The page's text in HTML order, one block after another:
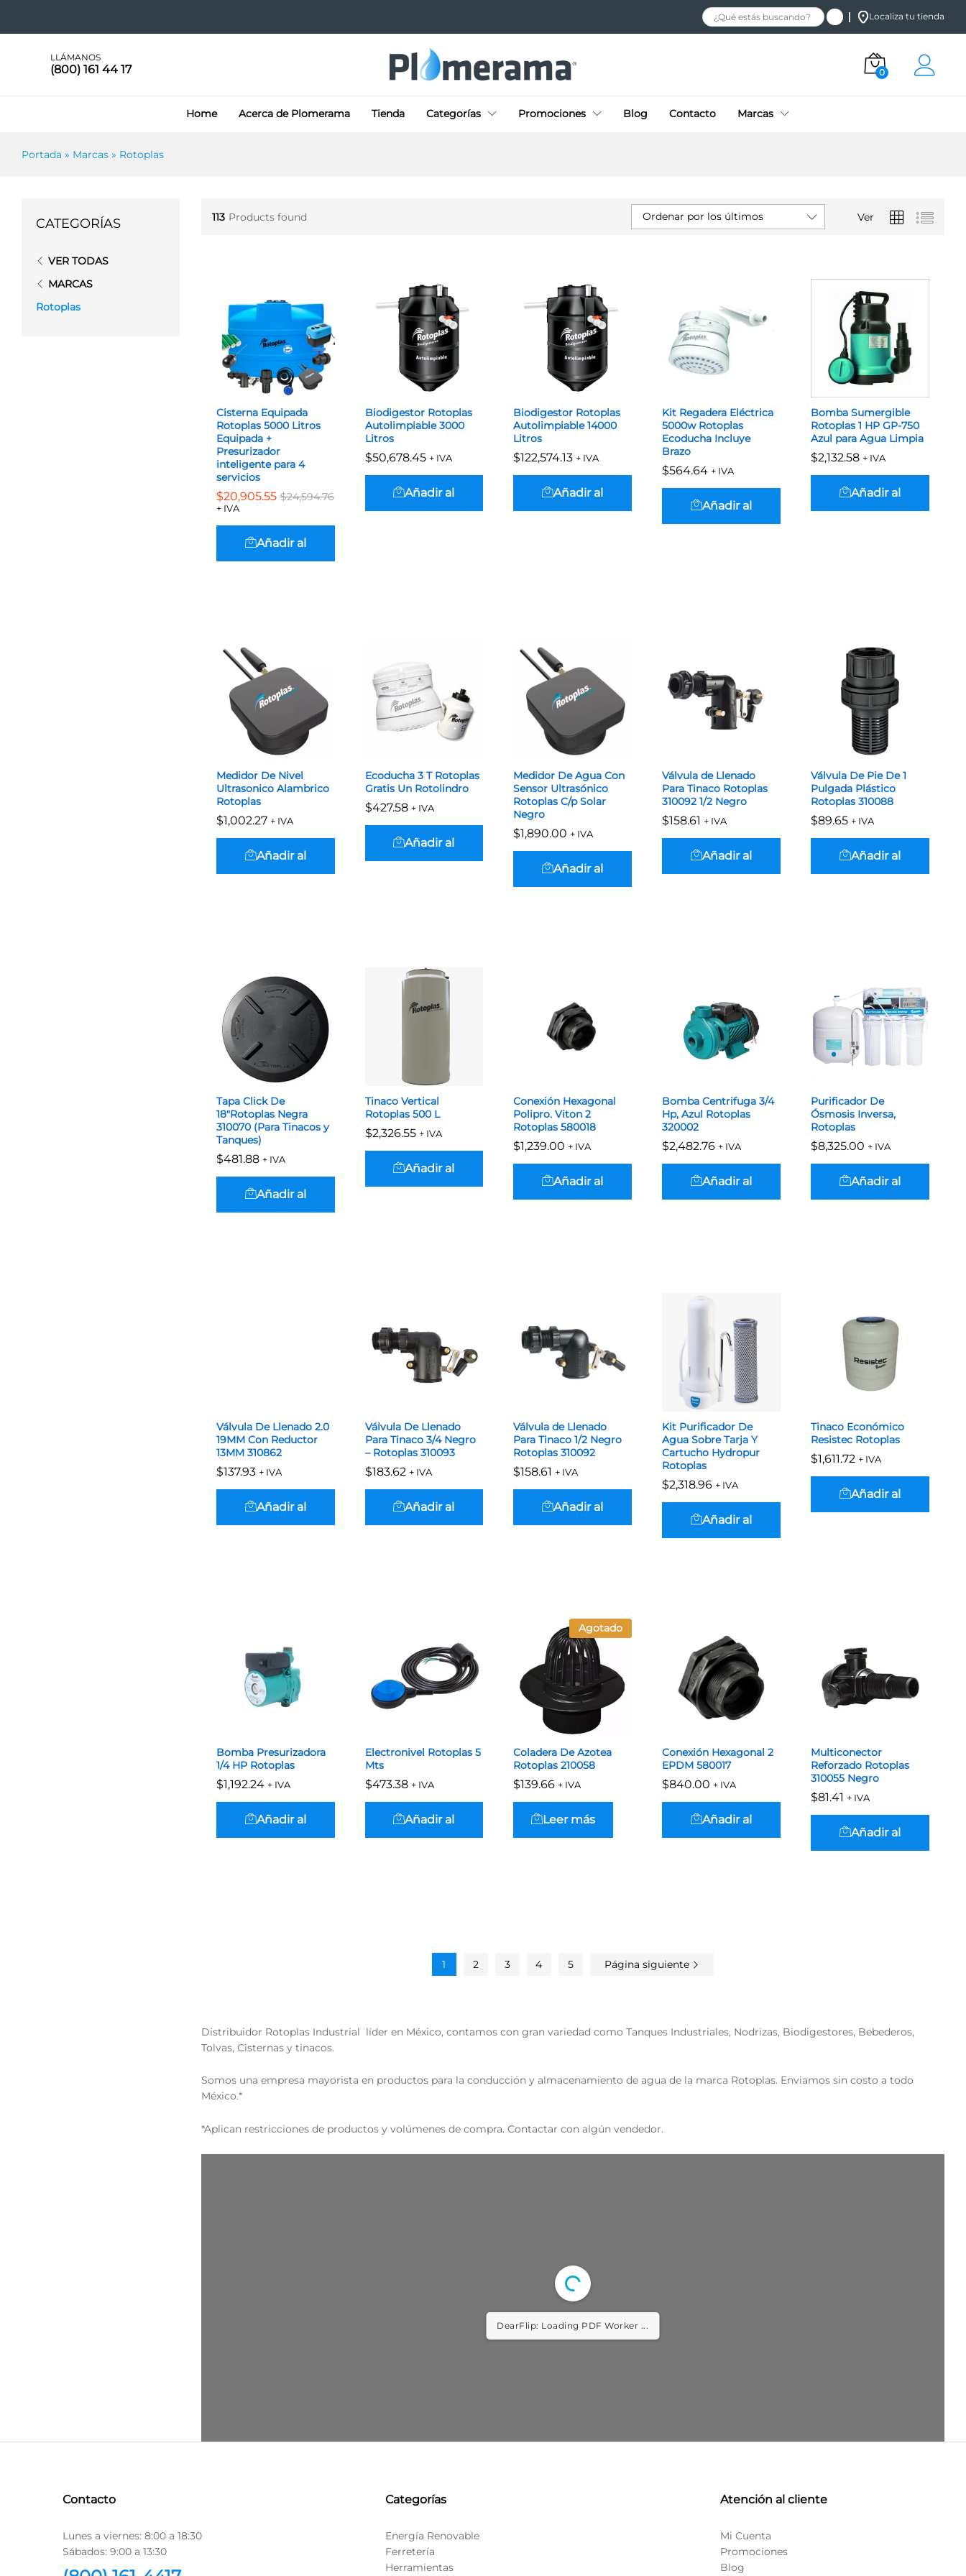
Localiza tu tienda
LLÁMANOS
(800) 161 44 17 0
Home Acerca de Plomerama Tienda Categorías Promociones Blog Contacto Marcas
Portada » Marcas » Rotoplas
113 Products found Ver
Ordenar por los últimos
Cisterna Equipada
Rotoplas 5000 Litros
Equipada +
Presurizador
inteligente para 4
servicios
$20,905.55 $24,594.76
+ IVA
$20,905.55 $24,594.76
Añadir al
Biodigestor Rotoplas
Autolimpiable 3000
Litros
$50,678.45 + IVA
$50,678.45
Añadir al
Biodigestor Rotoplas
Autolimpiable 14000
Litros
$122,574.13 + IVA
$122,574.13
Añadir al
Kit Regadera Eléctrica
5000w Rotoplas
Ecoducha Incluye
Brazo
$564.64 + IVA
$564.64
Añadir al
Bomba Sumergible
Rotoplas 1 HP GP-750
Azul para Agua Limpia
$2,132.58 + IVA
$2,132.58
Añadir al
Medidor De Nivel
Ultrasonico Alambrico
Rotoplas
$1,002.27 + IVA
$1,002.27
Añadir al
Ecoducha 3 T Rotoplas
Gratis Un Rotolindro
$427.58 + IVA
$427.58
Añadir al
Medidor De Agua Con
Sensor Ultrasónico
Rotoplas C/p Solar
Negro
$1,890.00 + IVA
$1,890.00
Añadir al
Válvula de Llenado
Para Tinaco Rotoplas
310092 1/2 Negro
$158.61 + IVA
$158.61
Añadir al
Válvula De Pie De 1
Pulgada Plástico
Rotoplas 310088
$89.65 + IVA
$89.65
Añadir al
Tapa Click De
18″Rotoplas Negra
310070 (Para Tinacos y
Tanques)
$481.88 + IVA
$481.88
Añadir al
Tinaco Vertical
Rotoplas 500 L
$2,326.55 + IVA
$2,326.55
Añadir al
Conexión Hexagonal
Polipro. Viton 2
Rotoplas 580018
$1,239.00 + IVA
$1,239.00
Añadir al
Bomba Centrifuga 3/4
Hp, Azul Rotoplas
320002
$2,482.76 + IVA
$2,482.76
Añadir al
Purificador De
Ósmosis Inversa,
Rotoplas
$8,325.00 + IVA
$8,325.00
Añadir al
Válvula De Llenado 2.0
19MM Con Reductor
13MM 310862
$137.93 + IVA
$137.93
Añadir al
Válvula De Llenado
Para Tinaco 3/4 Negro
– Rotoplas 310093
$183.62 + IVA
$183.62
Añadir al
Válvula de Llenado
Para Tinaco 1/2 Negro
Rotoplas 310092
$158.61 + IVA
$158.61
Añadir al
Kit Purificador De
Agua Sobre Tarja Y
Cartucho Hydropur
Rotoplas
$2,318.96 + IVA
$2,318.96
Añadir al
Tinaco Económico
Resistec Rotoplas
$1,611.72 + IVA
$1,611.72
Añadir al
Bomba Presurizadora
1/4 HP Rotoplas
$1,192.24 + IVA
$1,192.24
Añadir al
Electronivel Rotoplas 5
Mts
$473.38 + IVA
$473.38
Añadir al
Agotado
Coladera De Azotea
Rotoplas 210058
$139.66 + IVA
$139.66
Leer más
Conexión Hexagonal 2
EPDM 580017
$840.00 + IVA
$840.00
Añadir al
Multiconector
Reforzado Rotoplas
310055 Negro
$81.41 + IVA
$81.41
Añadir al
1 2 3 4 5 Página siguiente
Distribuidor Rotoplas Industrial líder en México, contamos con gran variedad como Tanques Industriales, Nodrizas, Biodigestores, Bebederos,
Tolvas, Cisternas y tinacos.
Somos una empresa mayorista en productos para la conducción y almacenamiento de agua de la marca Rotoplas. Enviamos sin costo a todo
México.*
*Aplican restricciones de productos y volúmenes de compra. Contactar con algún vendedor.
DearFlip: Loading PDF Worker ...
CATEGORÍAS
VER TODAS
MARCAS
Rotoplas
Contacto
Lunes a viernes: 8:00 a 18:30
Sábados: 9:00 a 13:30
Categorías
Energía Renovable
Ferretería
Herramientas
Atención al cliente
Mi Cuenta
Promociones
Blog